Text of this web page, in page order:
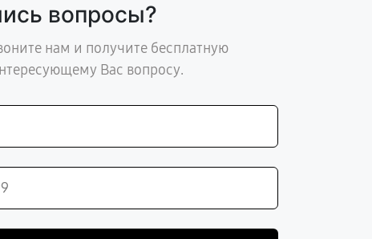
вопросы?
нам и получите бесплатную
Вас вопросу.